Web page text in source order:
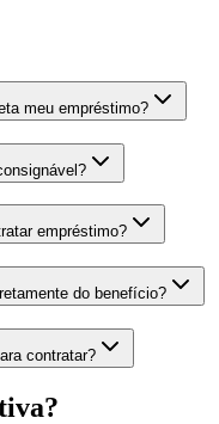
meu empréstimo?
empréstimo?
do benefício?
contratar?